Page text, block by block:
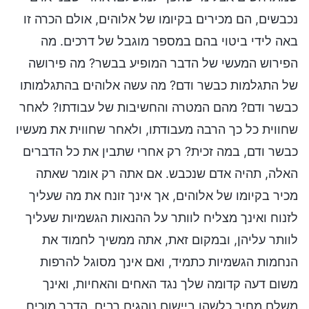
נכבשים, הם מכירים בקיומו של אלוהים, אולם הכרה זו
באה לידי ביטוי בהם במספר מוגבל של דרכים. מה
הפירוש המעשי של הדבר המופיע בבשר? מה פירושה
של התגלמות כבשר ודם? מה עשה אלוהים בהתגלמותו
כבשר ודם? מהם המטרה והחשיבות של עבודתו? לאחר
שחווית כל כך הרבה מעבודתו, ולאחר שחווית את מעשיו
כבשר ודם, במה זכית? רק אחרי שתבין את כל הדברים
האלה, תהיה אדם שנכבש. אם אתה רק אומר שאתה
מכיר בקיומו של אלוהים, אך אינך זונח את מה שעליך
לזנוח ואינך מצליח לוותר על ההנאות הגשמיות שעליך
לוותר עליהן, ובמקום זאת, אתה ממשיך לחמוד את
הנחמות הגשמיות כתמיד, ואם אינך מסוגל להרפות
משום דעה קדומה שלך נגד האחים והאחיות, ואינך
משלם מחיר כלשהו ביישום נוהגים רבים, הדבר מוכיח